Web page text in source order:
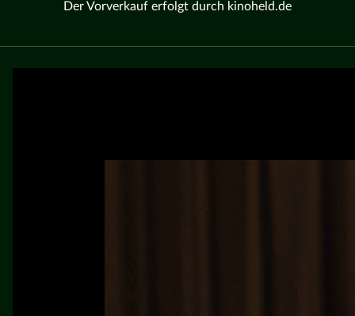
Der Vorverkauf erfolgt durch kinoheld.de